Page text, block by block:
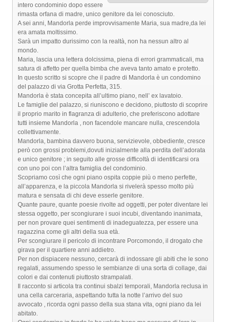
intero condominio dopo essere
rimasta orfana di madre, unico genitore da lei conosciuto.
A sei anni, Mandorla perde improvvisamente Maria, sua madre,da lei
era amata moltissimo.
Sarà un impatto durissimo con la realtà, non ha nessun altro al
mondo.
Maria, lascia una lettera dolcissima, piena di errori grammaticali, ma
satura di affetto per quella bimba che aveva tanto amato e protetto.
In questo scritto si scopre che il padre di Mandorla è un condomino
del palazzo di via Grotta Perfetta, 315.
Mandorla è stata concepita all’ultimo piano, nell’ ex lavatoio.
Le famiglie del palazzo, si riuniscono e decidono, piuttosto di scoprire
il proprio marito in flagranza di adulterio, che preferiscono adottare
tutti insieme Mandorla , non facendole mancare nulla, crescendola
collettivamente.
Mandorla, bambina davvero buona, servizievole, obbediente, cresce
però con grossi problemi,dovuti inizialmente alla perdita dell’adorata
e unico genitore ; in seguito alle grosse difficoltà di identificarsi ora
con uno poi con l’altra famiglia del condominio.
Scopriamo così che ogni piano ospita coppie più o meno perfette,
all’apparenza, e la piccola Mandorla si rivelerà spesso molto più
matura e sensata di chi deve esserle genitore.
Quante paure, quante poesie rivolte ad oggetti, per poter diventare lei
stessa oggetto, per scongiurare i suoi incubi, diventando inanimata,
per non provare quei sentimenti di inadeguatezza, per essere una
ragazzina come gli altri della sua età.
Per scongiurare il pericolo di incontrare Porcomondo, il drogato che
girava per il quartiere anni addietro.
Per non dispiacere nessuno, cercarà di indossare gli abiti che le sono
regalati, assumendo spesso le sembianze di una sorta di collage, dai
colori e dai contenuti piuttosto strampalati.
Il racconto si articola tra continui sbalzi temporali, Mandorla reclusa in
una cella carceraria, aspettando tutta la notte l’arrivo del suo
avvocato , ricorda ogni passo della sua stana vita, ogni piano da lei
abitato.